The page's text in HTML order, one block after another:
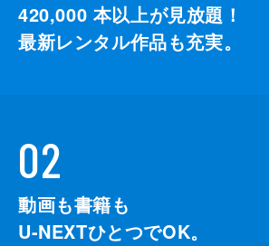
420,000 本以上が見放題！
最新レンタル作品も充実。
02
動画も書籍も
U-NEXTひとつでOK。